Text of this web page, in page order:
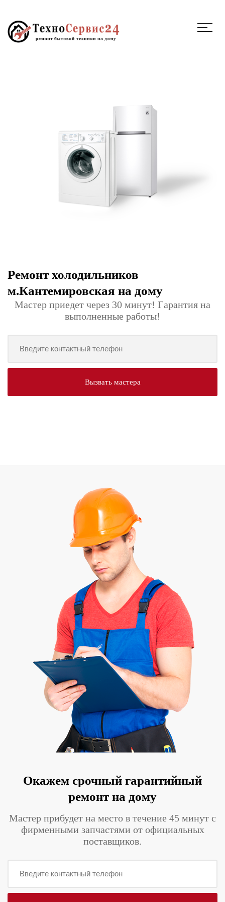
Ремонт холодильников
м.Кантемировская на дому
Мастер приедет через 30 минут! Гарантия на
Окажем срочный гарантийный
ремонт на дому
Мастер прибудет на место в течение 45 минут с
фирменными запчастями от официальных
поставщиков.